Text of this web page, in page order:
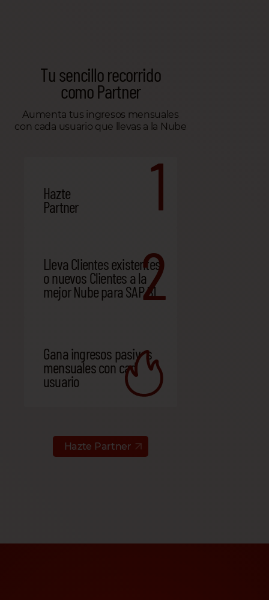
Tu sencillo recorrido
como Partner
Aumenta tus ingresos mensuales
con cada usuario que llevas a la Nube
Hazte
Partner 1
Lleva Clientes existentes
o nuevos Clientes a la
mejor Nube para SAP B1
2
Gana ingresos pasivos
mensuales con cada
usuario
Hazte Partner